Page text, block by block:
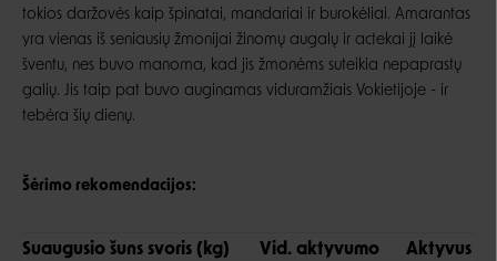
tokios daržovės kaip špinatai, mandariai ir burokėliai. Amarantas
yra vienas iš seniausių žmonijai žinomų augalų ir actekai jį laikė
šventu, nes buvo manoma, kad jis žmonėms suteikia nepaprastų
galių. Jis taip pat buvo auginamas viduramžiais Vokietijoje - ir
tebėra šių dienų.
Šėrimo rekomendacijos:
Suaugusio šuns svoris (kg) Vid. aktyvumo
Aktyvus